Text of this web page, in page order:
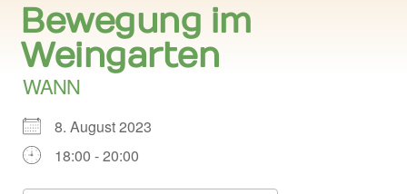
Bewegung im
Weingarten
WANN
8. August 2023
18:00 - 20:00